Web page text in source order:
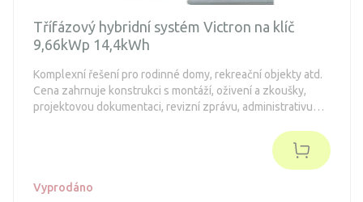
Třífázový hybridní systém Victron na klíč
9,66kWp 14,4kWh
Komplexní řešení pro rodinné domy, rekreační objekty atd.
Cena zahrnuje konstrukci s montáží, oživení a zkoušky,
projektovou dokumentaci, revizní zprávu, administrativu
Vyprodáno